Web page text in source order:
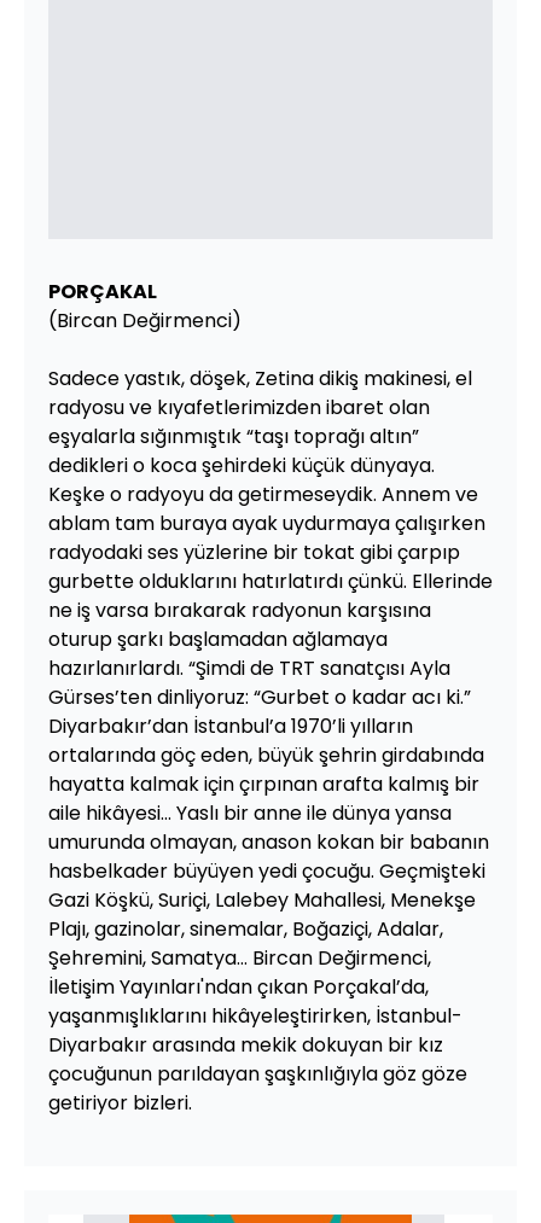
PORÇAKAL
(Bircan Değirmenci)
Sadece yastık, döşek, Zetina dikiş makinesi, el
radyosu ve kıyafetlerimizden ibaret olan
eşyalarla sığınmıştık “taşı toprağı altın”
dedikleri o koca şehirdeki küçük dünyaya.
Keşke o radyoyu da getirmeseydik. Annem ve
ablam tam buraya ayak uydurmaya çalışırken
radyodaki ses yüzlerine bir tokat gibi çarpıp
gurbette olduklarını hatırlatırdı çünkü. Ellerinde
ne iş varsa bırakarak radyonun karşısına
oturup şarkı başlamadan ağlamaya
hazırlanırlardı. “Şimdi de TRT sanatçısı Ayla
Gürses’ten dinliyoruz: “Gurbet o kadar acı ki.”
Diyarbakır’dan İstanbul’a 1970’li yılların
ortalarında göç eden, büyük şehrin girdabında
hayatta kalmak için çırpınan arafta kalmış bir
aile hikâyesi... Yaslı bir anne ile dünya yansa
umurunda olmayan, anason kokan bir babanın
hasbelkader büyüyen yedi çocuğu. Geçmişteki
Gazi Köşkü, Suriçi, Lalebey Mahallesi, Menekşe
Plajı, gazinolar, sinemalar, Boğaziçi, Adalar,
Şehremini, Samatya… Bircan Değirmenci,
İletişim Yayınları'ndan çıkan Porçakal’da,
yaşanmışlıklarını hikâyeleştirirken, İstanbul-
Diyarbakır arasında mekik dokuyan bir kız
çocuğunun parıldayan şaşkınlığıyla göz göze
getiriyor bizleri.